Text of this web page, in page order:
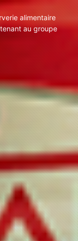
alimentaire
au groupe